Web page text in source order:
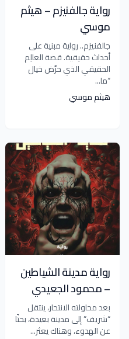
رواية جالفنيزم – هيثم
موسي
جالفنيزم.. رواية مبنية على
أحداث حقيقية. قصة العالِم
الحقيقي الذي حرَّض خيال
“ما...
هيثم موسي
رواية مدينة الشياطين
– محمود الجعيدي
بعد محاولته الانتحار، ينتقل
“شريف” إلى مدينة بعيدة، بحثًا
عن الهدوء، وهناك يعثر...